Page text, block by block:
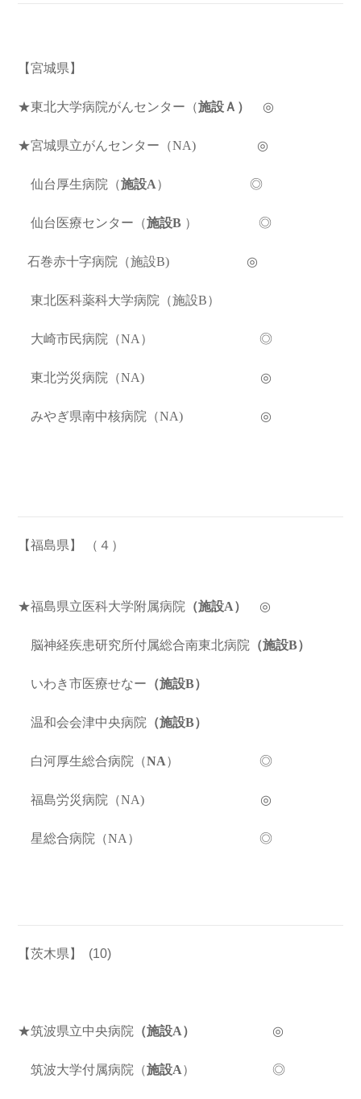
【宮城県】
★東北大学病院がんセンター（施設 Ａ ） ◎
★宮城県立がんセンター（NA) ◎
仙台厚生病院（施設A） ◎
仙台医療センター（施設B ）◎
石巻赤十字病院（施設B) ◎
東北医科薬科大学病院（施設B）
大崎市民病院（NA） ◎
東北労災病院（NA) ◎
みやぎ県南中核病院（NA) ◎
【福島県】 （４）
★福島県立医科大学附属病院 （施設A） ◎
脳神経疾患研究所付属総合南東北病院 （施設B）
いわき市医療せなー （施設B）
温和会会津中央病院 （施設B）
白河厚生総合病院（NA） ◎
福島労災病院（NA) ◎
星総合病院（NA） ◎
【茨木県】 (10)
★筑波県立中央病院 （施設A） ◎
筑波大学付属病院（施設A） ◎